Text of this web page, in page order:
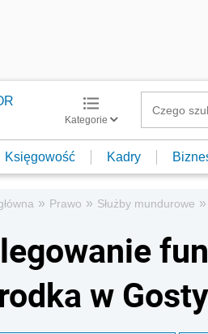
Kategorie
Księgowość Kadry
» Prawo » Służby mundurowe »
w